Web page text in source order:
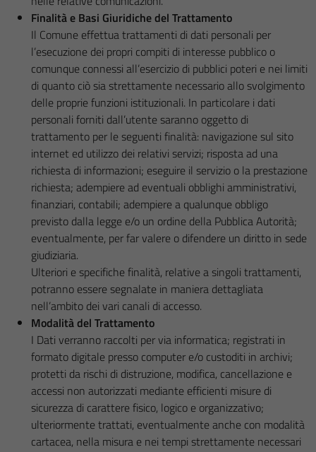
Finalità e Basi Giuridiche del Trattamento
Il Comune effettua trattamenti di dati personali per
l’esecuzione dei propri compiti di interesse pubblico o
comunque connessi all’esercizio di pubblici poteri e nei limiti
di quanto ciò sia strettamente necessario allo svolgimento
delle proprie funzioni istituzionali. In particolare i dati
personali forniti dall’utente saranno oggetto di
trattamento per le seguenti finalità: navigazione sul sito
internet ed utilizzo dei relativi servizi; risposta ad una
richiesta di informazioni; eseguire il servizio o la prestazione
richiesta; adempiere ad eventuali obblighi amministrativi,
finanziari, contabili; adempiere a qualunque obbligo
previsto dalla legge e/o un ordine della Pubblica Autorità;
eventualmente, per far valere o difendere un diritto in sede
giudiziaria.
Ulteriori e specifiche finalità, relative a singoli trattamenti,
potranno essere segnalate in maniera dettagliata
nell’ambito dei vari canali di accesso.
Modalità del Trattamento
I Dati verranno raccolti per via informatica; registrati in
formato digitale presso computer e/o custoditi in archivi;
protetti da rischi di distruzione, modifica, cancellazione e
accessi non autorizzati mediante efficienti misure di
sicurezza di carattere fisico, logico e organizzativo;
ulteriormente trattati, eventualmente anche con modalità
cartacea, nella misura e nei tempi strettamente necessari